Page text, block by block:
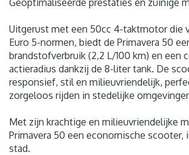
Uitgerust met een 50cc 4-taktmotor die
Euro 5-normen, biedt de Primavera 50
brandstofverbruik (2,2 L/100 km) en een
actieradius dankzij de 8-liter tank. De
responsief, stil en milieuvriendelijk,
zorgeloos rijden in stedelijke
Met zijn krachtige en milieuvriendelijke
Primavera 50 een economische scooter,
stad.